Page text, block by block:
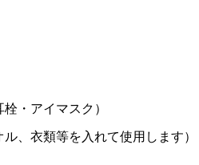
・アイマスク）
、衣類等を入れて使用します）